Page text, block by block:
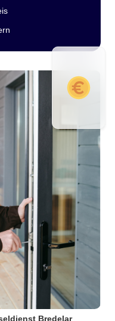
Bredelar